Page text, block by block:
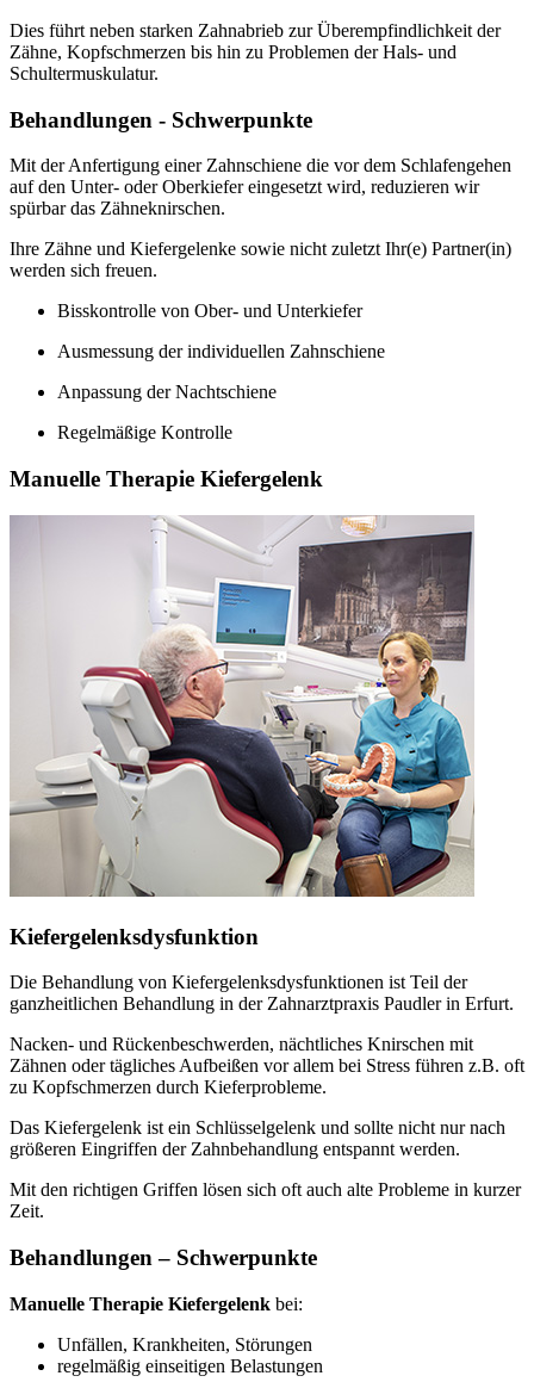
Dies führt neben starken Zahnabrieb zur Überempfindlichkeit der
Zähne, Kopfschmerzen bis hin zu Problemen der Hals- und
Schultermuskulatur.
Behandlungen - Schwerpunkte
Mit der Anfertigung einer Zahnschiene die vor dem Schlafengehen
auf den Unter- oder Oberkiefer eingesetzt wird, reduzieren wir
spürbar das Zähneknirschen.
Ihre Zähne und Kiefergelenke sowie nicht zuletzt Ihr(e) Partner(in)
werden sich freuen.
Bisskontrolle von Ober- und Unterkiefer
Ausmessung der individuellen Zahnschiene
Anpassung der Nachtschiene
Regelmäßige Kontrolle
Manuelle Therapie Kiefergelenk
Kiefergelenksdysfunktion
Die Behandlung von Kiefergelenksdysfunktionen ist Teil der
ganzheitlichen Behandlung in der Zahnarztpraxis Paudler in Erfurt.
Nacken- und Rückenbeschwerden, nächtliches Knirschen mit
Zähnen oder tägliches Aufbeißen vor allem bei Stress führen z.B. oft
zu Kopfschmerzen durch Kieferprobleme.
Das Kiefergelenk ist ein Schlüsselgelenk und sollte nicht nur nach
größeren Eingriffen der Zahnbehandlung entspannt werden.
Mit den richtigen Griffen lösen sich oft auch alte Probleme in kurzer
Zeit.
Behandlungen – Schwerpunkte
Manuelle Therapie Kiefergelenk bei:
Unfällen, Krankheiten, Störungen
regelmäßig einseitigen Belastungen